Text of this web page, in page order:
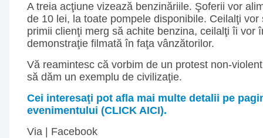
A treia acţiune vizează benzinăriile. Şoferii vor
de 10 lei, la toate pompele disponibile. Ceilalţi vor
primii clienţi merg să achite benzina, ceilalţi îi vor
demonstraţie filmată în faţa vânzătorilor.
Vă reamintesc că vorbim de un protest non-
să dăm un exemplu de civilizaţie.
Cei interesaţi pot afla mai multe detalii pe
evenimentului (CLICK AICI).
Via | Facebook